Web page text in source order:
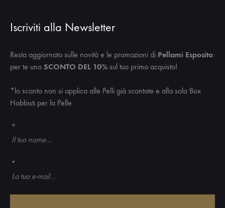
Iscriviti alla Newsletter
Resta aggiornato sulle novità e le promozioni di Pellami Esposito:
per te uno SCONTO DEL 10% sul tuo primo acquisto!
*lo sconto non si applica alle Pelli già scontate e alla sola Box
Hobbisti per la Pelle
*
*